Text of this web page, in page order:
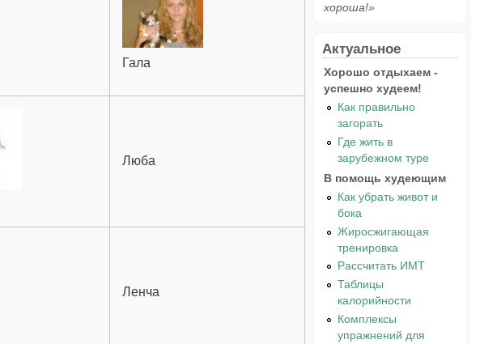
Гала
Люба
Ленча
хороша!»
Актуальное
Хорошо отдыхаем -
успешно худеем!
Как правильно
загорать
Где жить в
зарубежном туре
В помощь худеющим
Как убрать живот и
бока
Жиросжигающая
тренировка
Рассчитать ИМТ
Таблицы
калорийности
Комплексы
упражнений для